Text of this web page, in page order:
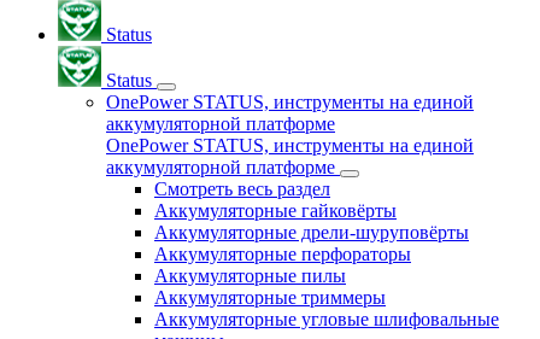
Status
Status
OnePower STATUS, инструменты на единой
аккумуляторной платформе
OnePower STATUS, инструменты на единой
аккумуляторной платформе
Смотреть весь раздел
Аккумуляторные гайковёрты
Аккумуляторные дрели-шуруповёрты
Аккумуляторные перфораторы
Аккумуляторные пилы
Аккумуляторные триммеры
Аккумуляторные угловые шлифовальные